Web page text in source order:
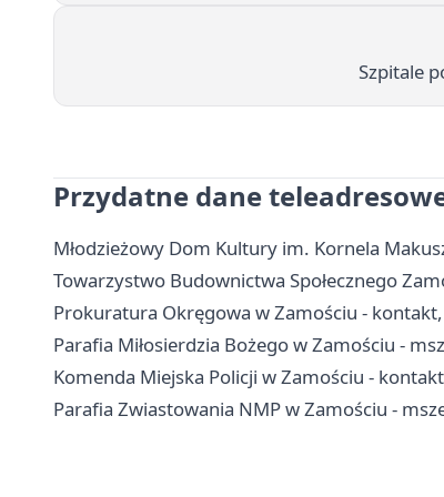
Szpitale
Przydatne dane
Młodzieżowy Dom Kultury im. Kornela
Towarzystwo Budownictwa Społecznego
Prokuratura Okręgowa w Zamościu -
Parafia Miłosierdzia Bożego w Zamościu -
Komenda Miejska Policji w Zamościu -
Parafia Zwiastowania NMP w Zamościu -